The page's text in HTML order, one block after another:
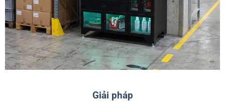
Giải pháp